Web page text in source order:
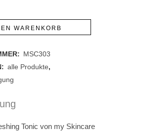
WARENKORB
MSC303
alle Produkte,
Tonic von my Skincare